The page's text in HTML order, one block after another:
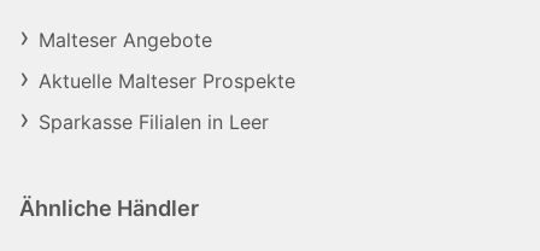
Malteser Angebote
Aktuelle Malteser Prospekte
Sparkasse Filialen in Leer
Ähnliche Händler